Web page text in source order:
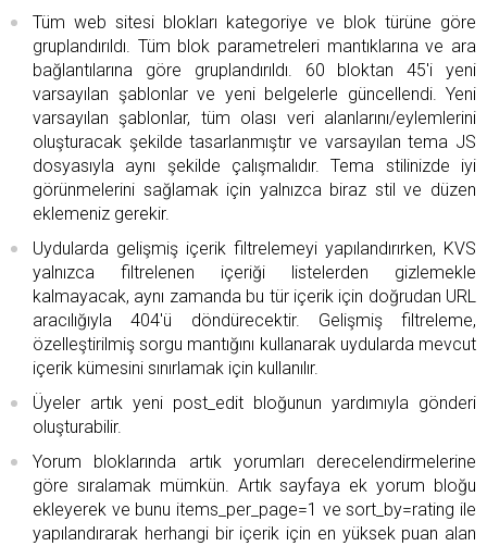
Tüm web sitesi blokları kategoriye ve blok türüne göre
gruplandırıldı. Tüm blok parametreleri mantıklarına ve ara
bağlantılarına göre gruplandırıldı. 60 bloktan 45'i yeni
varsayılan şablonlar ve yeni belgelerle güncellendi. Yeni
varsayılan şablonlar, tüm olası veri alanlarını/eylemlerini
oluşturacak şekilde tasarlanmıştır ve varsayılan tema JS
dosyasıyla aynı şekilde çalışmalıdır. Tema stilinizde iyi
görünmelerini sağlamak için yalnızca biraz stil ve düzen
eklemeniz gerekir.
Uydularda gelişmiş içerik filtrelemeyi yapılandırırken, KVS
yalnızca filtrelenen içeriği listelerden gizlemekle
kalmayacak, aynı zamanda bu tür içerik için doğrudan URL
aracılığıyla 404'ü döndürecektir. Gelişmiş filtreleme,
özelleştirilmiş sorgu mantığını kullanarak uydularda mevcut
içerik kümesini sınırlamak için kullanılır.
Üyeler artık yeni post_edit bloğunun yardımıyla gönderi
oluşturabilir.
Yorum bloklarında artık yorumları derecelendirmelerine
göre sıralamak mümkün. Artık sayfaya ek yorum bloğu
ekleyerek ve bunu items_per_page=1 ve sort_by=rating ile
yapılandırarak herhangi bir içerik için en yüksek puan alan